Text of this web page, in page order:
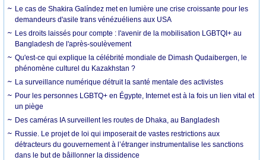
Le cas de Shakira Galíndez met en lumière une crise croissante pour les
demandeurs d'asile trans vénézuéliens aux USA
Les droits laissés pour compte : l'avenir de la mobilisation LGBTQI+ au
Bangladesh de l'après-soulèvement
Qu'est-ce qui explique la célébrité mondiale de Dimash Qudaibergen, le
phénomène culturel du Kazakhstan ?
La surveillance numérique détruit la santé mentale des activistes
Pour les personnes LGBTQ+ en Égypte, Internet est à la fois un lien vital et
un piège
Des caméras IA surveillent les routes de Dhaka, au Bangladesh
Russie. Le projet de loi qui imposerait de vastes restrictions aux
détracteurs du gouvernement à l’étranger instrumentalise les sanctions
dans le but de bâillonner la dissidence